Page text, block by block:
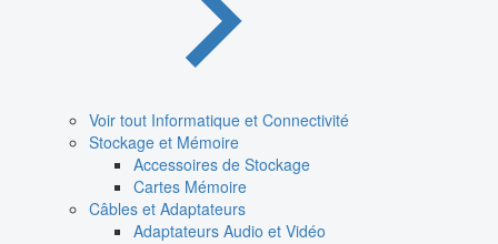
Voir tout Informatique et Connectivité
Stockage et Mémoire
Accessoires de Stockage
Cartes Mémoire
Câbles et Adaptateurs
Adaptateurs Audio et Vidéo